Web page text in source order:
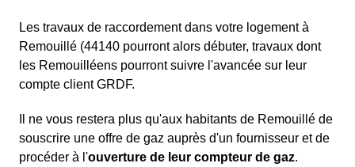
Les travaux de raccordement dans votre logement à
Remouillé (44140 pourront alors débuter, travaux dont
les Remouilléens pourront suivre l'avancée sur leur
compte client GRDF.
Il ne vous restera plus qu'aux habitants de Remouillé de
souscrire une offre de gaz auprès d'un fournisseur et de
procéder à l'ouverture de leur compteur de gaz.